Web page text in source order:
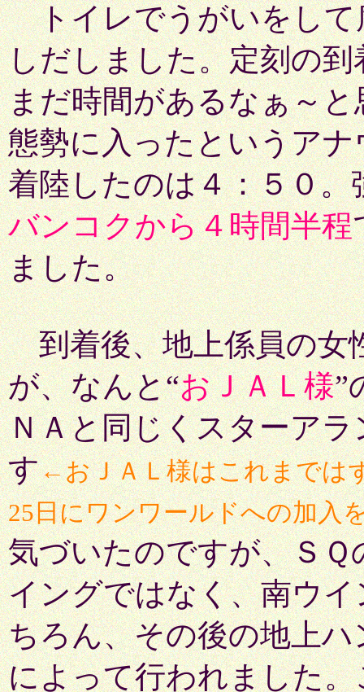
トイレでうがいをして
しだしました。定刻の
まだ時間があるなぁ～
態勢に入ったというア
着陸したのは４：５０
バンコクから４時間半程
ました。
到着後、地上係員の女
が、なんと“おＪＡＬ様”
ＮＡと同じくスターア
す←おＪＡＬ様はこれまでは
25日にワンワールドへの加入
気づいたのですが、Ｓ
イングではなく、南ウ
ちろん、その後の地上
によって行われました